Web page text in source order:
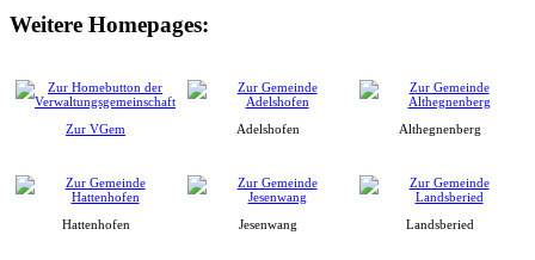
Weitere Homepages:
Zur VGem Adelshofen Althegnenberg
Hattenhofen Jesenwang Landsberied